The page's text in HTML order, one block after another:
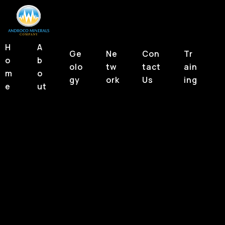
H
o
m
e
A
b
o
ut
Ge
olo
gy
Ne
tw
ork
Con
tact
Us
Tr
ain
ing